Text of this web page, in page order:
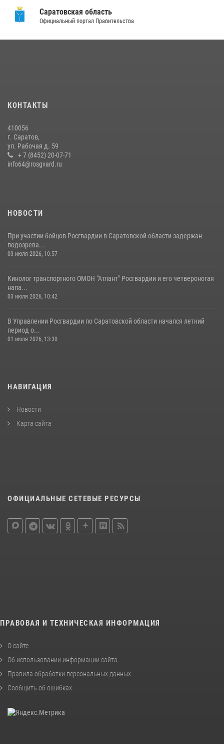
В Саратовской области сотрудники Росгвардии помогли вернуться
Росгвардии состоялся праздничный молебен, посвященный Дню
Крещения Руси
28 июля 2026, 13:25
05 августа 2026, 12:55
Саратовская область
Официальный портал Правительства
КОНТАКТЫ
410056
г. Саратов,
ул. Рабочая д. 59
+ 7 (8452) 20-07-71
info64@rosgvard.ru
НОВОСТИ
При участии бойцов Росгвардии в Саратовской области задержан
подозрева...
03 июля 2026, 10:57
Кинолог транспортного ОМОН "Атлант" Росгвардии и его четвероногая
напа...
03 июля 2026, 10:42
В Управлении Росгвардии по Саратовской области начался летний
период о...
01 июля 2026, 13:30
НАВИГАЦИЯ
Новости
Карта сайта
ОФИЦИАЛЬНЫЕ СЕТЕВЫЕ РЕСУРСЫ
ПРАВОВАЯ И ТЕХНИЧЕСКАЯ ИНФОРМАЦИЯ
О сайте
Об использовании информации сайта
Правила обработки персональных данных
Сообщить об ошибках